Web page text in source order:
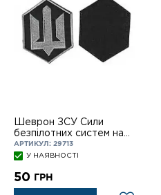
Шеврон ЗСУ Сили
безпілотних систем на
лип
АРТИКУЛ: 29713
У НАЯВНОСТІ
50 ГРН